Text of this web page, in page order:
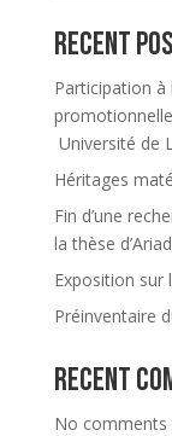
Recent
Participation à
Université de
Héritages
Fin d’une
la thèse
Exposition sur
Préinventaire
Recent
No comments